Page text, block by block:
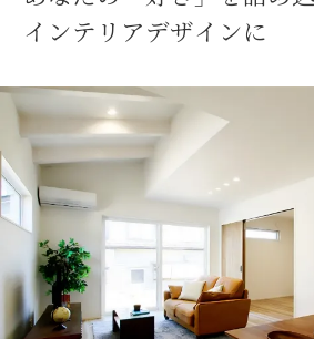
インテリアデザインに